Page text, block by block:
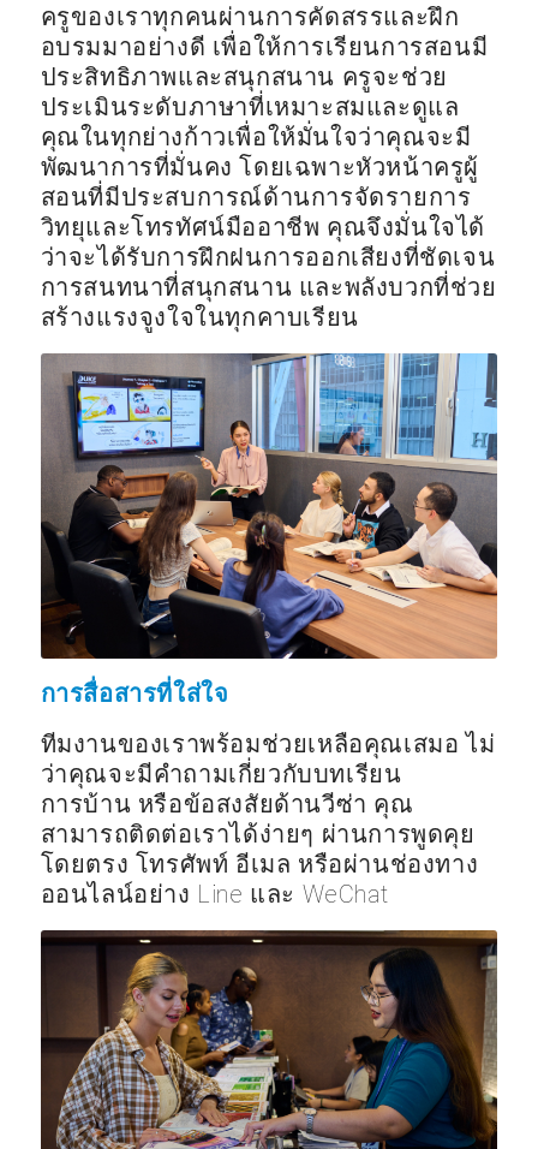
ครูของเราทุกคนผ่านการคัดสรรและฝึก
อบรมมาอย่างดี เพื่อให้การเรียนการสอนมี
ประสิทธิภาพและสนุกสนาน ครูจะช่วย
ประเมินระดับภาษาที่เหมาะสมและดูแล
คุณในทุกย่างก้าวเพื่อให้มั่นใจว่าคุณจะมี
พัฒนาการที่มั่นคง โดยเฉพาะหัวหน้าครูผู้
สอนที่มีประสบการณ์ด้านการจัดรายการ
วิทยุและโทรทัศน์มืออาชีพ คุณจึงมั่นใจได้
ว่าจะได้รับการฝึกฝนการออกเสียงที่ชัดเจน
การสนทนาที่สนุกสนาน และพลังบวกที่ช่วย
สร้างแรงจูงใจในทุกคาบเรียน
การสื่อสารที่ใส่ใจ
ทีมงานของเราพร้อมช่วยเหลือคุณเสมอ ไม่
ว่าคุณจะมีคำถามเกี่ยวกับบทเรียน
การบ้าน หรือข้อสงสัยด้านวีซ่า คุณ
สามารถติดต่อเราได้ง่ายๆ ผ่านการพูดคุย
โดยตรง โทรศัพท์ อีเมล หรือผ่านช่องทาง
ออนไลน์อย่าง Line และ WeChat